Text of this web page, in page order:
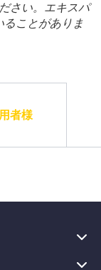
さい。エキスパ
ることがありま
者様